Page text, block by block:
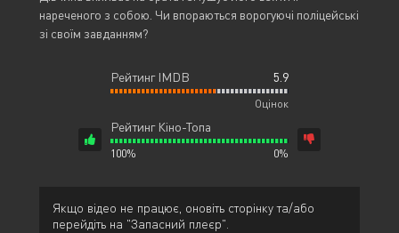
нареченого з собою. Чи впораються ворогуючі поліцейські
зі своїм завданням?
Рейтинг IMDB 5.9
Оцінок
Рейтинг Кіно-Топа
100% 0%
Якщо відео не працює, оновіть сторінку та/або
перейдіть на "Запасний плеєр".